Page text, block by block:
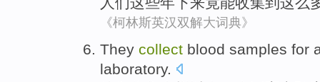
《柯林斯英汉双解大词典》
They collect blood samples for
laboratory.